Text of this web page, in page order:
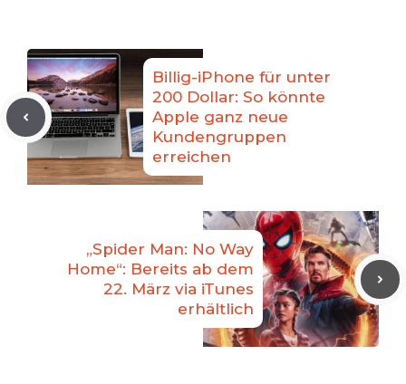
Billig-iPhone für unter
200 Dollar: So könnte
Apple ganz neue
Kundengruppen
erreichen
„Spider Man: No Way
Home“: Bereits ab dem
22. März via iTunes
erhältlich